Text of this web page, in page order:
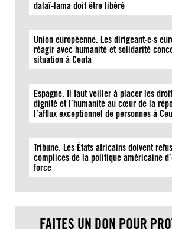
dalaï-lama doit être libéré
Union européenne. Les dirigeant·e·s
réagir avec humanité et solidarité
situation à Ceuta
Espagne. Il faut veiller à placer les
dignité et l’humanité au cœur de la
l’afflux exceptionnel de personnes à
Tribune. Les États africains doivent
complices de la politique américaine
force
FAITES UN DON POUR